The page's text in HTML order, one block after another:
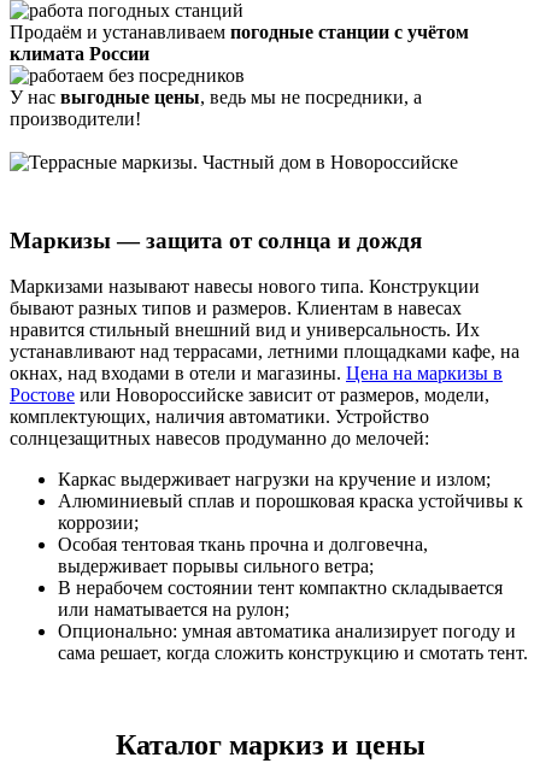
Продаём и устанавливаем погодные станции с учётом
климата России
У нас выгодные цены, ведь мы не посредники, а
производители!
Маркизы — защита от солнца и дождя
Маркизами называют навесы нового типа. Конструкции
бывают разных типов и размеров. Клиентам в навесах
нравится стильный внешний вид и универсальность. Их
устанавливают над террасами, летними площадками кафе, на
окнах, над входами в отели и магазины. Цена на маркизы в
Ростове или Новороссийске зависит от размеров, модели,
комплектующих, наличия автоматики. Устройство
солнцезащитных навесов продуманно до мелочей:
Каркас выдерживает нагрузки на кручение и излом;
Алюминиевый сплав и порошковая краска устойчивы к
коррозии;
Особая тентовая ткань прочна и долговечна,
выдерживает порывы сильного ветра;
В нерабочем состоянии тент компактно складывается
или наматывается на рулон;
Опционально: умная автоматика анализирует погоду и
сама решает, когда сложить конструкцию и смотать тент.
Каталог маркиз и цены